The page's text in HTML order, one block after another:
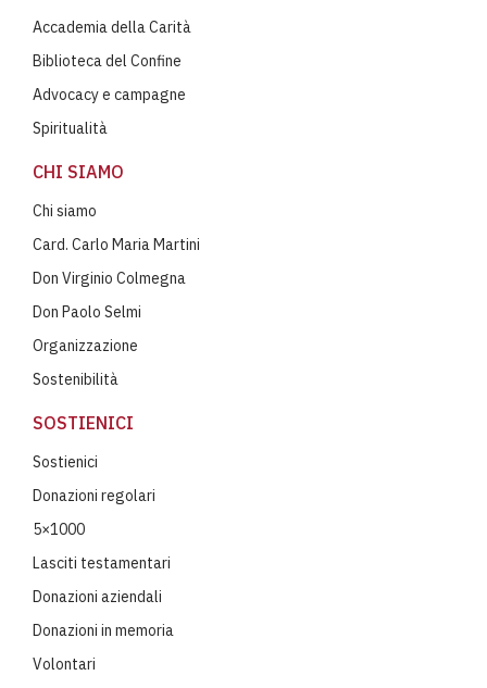
Accademia della Carità
Biblioteca del Confine
Advocacy e campagne
Spiritualità
CHI SIAMO
Chi siamo
Card. Carlo Maria Martini
Don Virginio Colmegna
Don Paolo Selmi
Organizzazione
Sostenibilità
SOSTIENICI
Sostienici
Donazioni regolari
5×1000
Lasciti testamentari
Donazioni aziendali
Donazioni in memoria
Volontari